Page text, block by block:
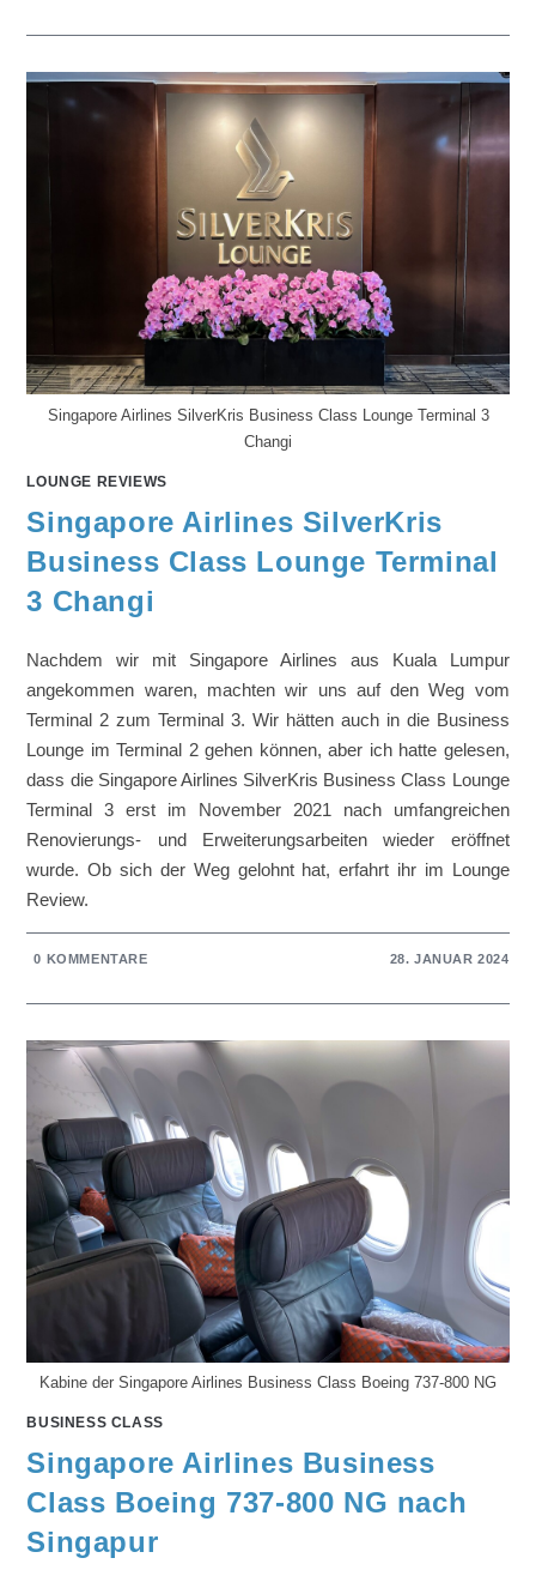
Singapore Airlines SilverKris Business Class Lounge Terminal 3
Changi
LOUNGE REVIEWS
Singapore Airlines SilverKris
Business Class Lounge Terminal
3 Changi
Nachdem wir mit Singapore Airlines aus Kuala Lumpur
angekommen waren, machten wir uns auf den Weg vom
Terminal 2 zum Terminal 3. Wir hätten auch in die Business
Lounge im Terminal 2 gehen können, aber ich hatte gelesen,
dass die Singapore Airlines SilverKris Business Class Lounge
Terminal 3 erst im November 2021 nach umfangreichen
Renovierungs- und Erweiterungsarbeiten wieder eröffnet
wurde. Ob sich der Weg gelohnt hat, erfahrt ihr im Lounge
Review.
0 KOMMENTARE 28. JANUAR 2024
Kabine der Singapore Airlines Business Class Boeing 737-800 NG
BUSINESS CLASS
Singapore Airlines Business
Class Boeing 737-800 NG nach
Singapur